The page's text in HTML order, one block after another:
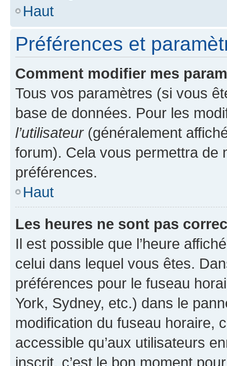
Haut
Préférences et
Comment modifier mes
Tous vos paramètres (si vous
base de données. Pour les
l’utilisateur(généralement
forum). Cela vous permettra de
préférences.
Haut
Les heures ne sont pas
Il est possible que l’heure
celui dans lequel vous êtes.
préférences pour le fuseau
York, Sydney, etc.) dans le
modification du fuseau horaire,
accessible qu’aux utilisateurs
inscrit, c’est le bon moment